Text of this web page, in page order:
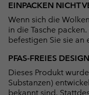
EINPACKEN NICHT
Wenn sich die
in die Tasche
befestigen Sie sie an
PFAS-FREIES DESIGN
Dieses Produkt
Substanzen)
bekannt sind.